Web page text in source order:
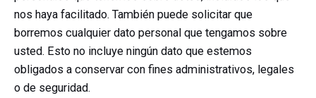
nos haya facilitado. También puede solicitar que
borremos cualquier dato personal que tengamos sobre
usted. Esto no incluye ningún dato que estemos
obligados a conservar con fines administrativos, legales
o de seguridad.